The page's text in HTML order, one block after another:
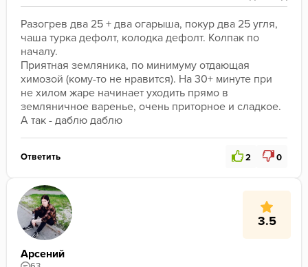
Разогрев два 25 + два огарыша, покур два 25 угля,
чаша турка дефолт, колодка дефолт. Колпак по
началу.
Приятная земляника, по минимуму отдающая
химозой (кому-то не нравится). На 30+ минуте при
не хилом жаре начинает уходить прямо в
земляничное варенье, очень приторное и сладкое.
А так - даблю даблю
Ответить 2 0
3.5
Арсений